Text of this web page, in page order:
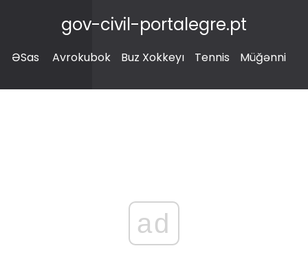
gov-civil-portalegre.pt
ƏSas Avrokubok Buz Xokkeyı Tennis Müğənni
ad